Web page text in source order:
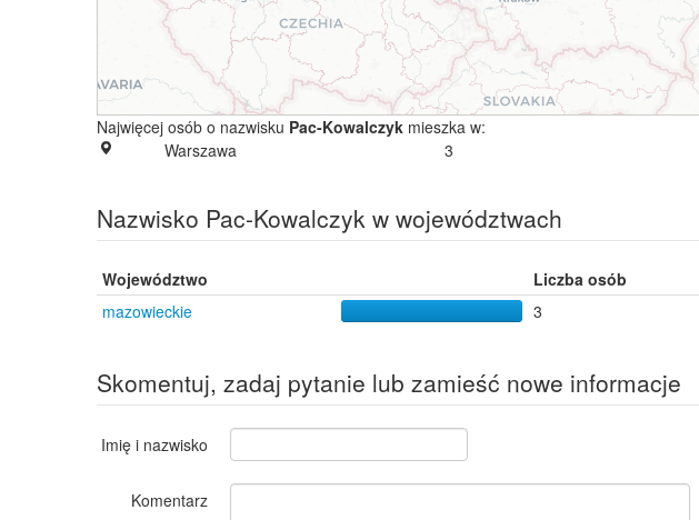
Najwięcej osób o nazwisku Pac-Kowalczyk mieszka w:
Warszawa
3
Nazwisko Pac-Kowalczyk w województwach
Województwo Liczba osób
mazowieckie
3
Skomentuj, zadaj pytanie lub zamieść nowe informacje
Imię i nazwisko
Komentarz